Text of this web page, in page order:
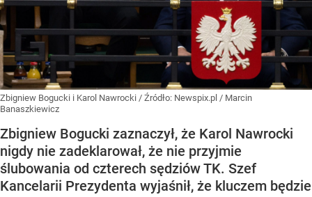
Zbigniew Bogucki i Karol Nawrocki / Źródło: Newspix.pl / Marcin
Banaszkiewicz
Zbigniew Bogucki zaznaczył, że Karol Nawrocki
nigdy nie zadeklarował, że nie przyjmie
ślubowania od czterech sędziów TK. Szef
Kancelarii Prezydenta wyjaśnił, że kluczem będzie